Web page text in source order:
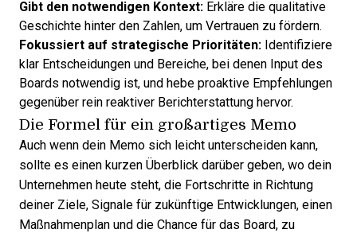
Gibt den notwendigen Kontext: Erkläre die qualitative
Geschichte hinter den Zahlen, um Vertrauen zu fördern.
Fokussiert auf strategische Prioritäten: Identifiziere
klar Entscheidungen und Bereiche, bei denen Input des
Boards notwendig ist, und hebe proaktive Empfehlungen
gegenüber rein reaktiver Berichterstattung hervor.
Die Formel für ein großartiges Memo
Auch wenn dein Memo sich leicht unterscheiden kann,
sollte es einen kurzen Überblick darüber geben, wo dein
Unternehmen heute steht, die Fortschritte in Richtung
deiner Ziele, Signale für zukünftige Entwicklungen, einen
Maßnahmenplan und die Chance für das Board, zu